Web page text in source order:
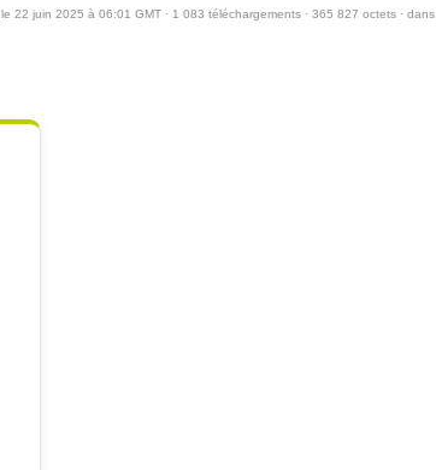
le 22 juin 2025 à 06:01 GMT · 1 083 téléchargements · 365 827 octets · dans